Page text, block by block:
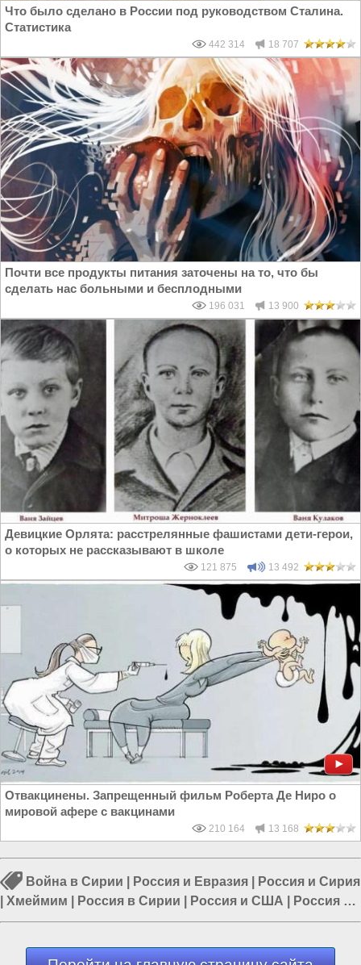
Что было сделано в России под руководством Сталина.
Статистика
442 314 18 707
Почти все продукты питания заточены на то, что бы
сделать нас больными и бесплодными
196 031 13 900
Девицкие Орлята: расстрелянные фашистами дети-герои,
о которых не рассказывают в школе
121 875 13 492
Отвакцинены. Запрещенный фильм Роберта Де Ниро о
мировой афере с вакцинами
210 164 13 168
Война в Сирии Россия и Евразия
Россия и Сирия
Хмеймим Россия в Сирии Россия и США
Россия и
Запад